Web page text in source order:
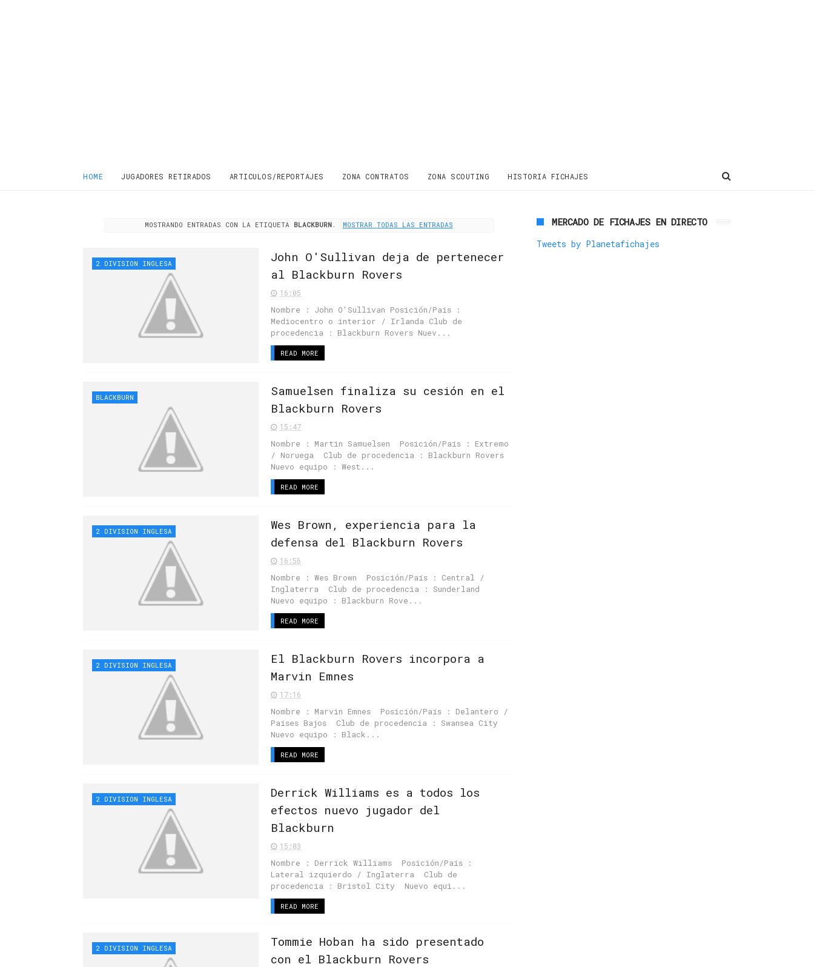
HOME JUGADORES RETIRADOS ARTICULOS/REPORTAJES ZONA CONTRATOS ZONA SCOUTING HISTORIA FICHAJES
MOSTRANDO ENTRADAS CON LA ETIQUETA BLACKBURN . MOSTRAR TODAS LAS ENTRADAS
2 DIVISION INGLESA
John O'Sullivan deja de pertenecer
al Blackburn Rovers
16:05
Nombre : John O'Sullivan Posición/País :
Mediocentro o interior / Irlanda Club de
procedencia : Blackburn Rovers Nuev...
READ MORE
BLACKBURN
Samuelsen finaliza su cesión en el
Blackburn Rovers
15:47
Nombre : Martin Samuelsen Posición/País : Extremo
/ Noruega Club de procedencia : Blackburn Rovers
Nuevo equipo : West...
READ MORE
2 DIVISION INGLESA
Wes Brown, experiencia para la
defensa del Blackburn Rovers
16:56
Nombre : Wes Brown Posición/País : Central /
Inglaterra Club de procedencia : Sunderland
Nuevo equipo : Blackburn Rove...
READ MORE
2 DIVISION INGLESA
El Blackburn Rovers incorpora a
Marvin Emnes
17:16
Nombre : Marvin Emnes Posición/País : Delantero /
Países Bajos Club de procedencia : Swansea City
Nuevo equipo : Black...
READ MORE
2 DIVISION INGLESA
Derrick Williams es a todos los
efectos nuevo jugador del
Blackburn
15:03
Nombre : Derrick Williams Posición/País :
Lateral izquierdo / Inglaterra Club de
procedencia : Bristol City Nuevo equi...
READ MORE
2 DIVISION INGLESA
Tommie Hoban ha sido presentado
con el Blackburn Rovers
MERCADO DE FICHAJES EN DIRECTO
Tweets by Planetafichajes